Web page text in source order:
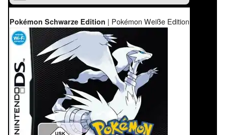
Pokémon Schwarze Edition | Pokémon Weiße Edition